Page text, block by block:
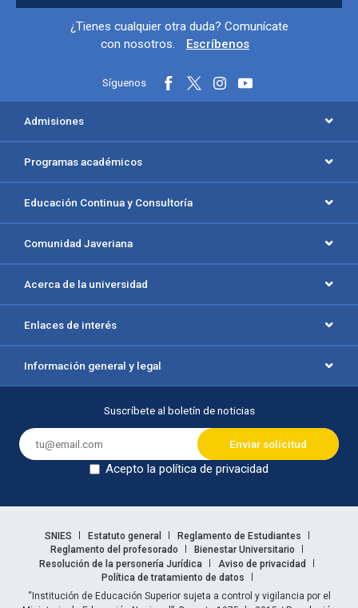
Información y redes sociales
¿Tienes cualquier otra duda? Comunícate
con nosotros.
Escríbenos
Síguenos
Menú principal del footer
Admisiones
Programas académicos
Educación Continua y Consultoría
Comunidad Javeriana
Acerca de la universidad
Enlaces de interés
Información general y legal
Suscríbete al boletín de noticias
Acepto la política de privacidad
Enlaces legales
SNIES Estatuto general
Reglamento de Estudiantes
Reglamento del profesorado
Bienestar Universitario
Resolución de la personería Jurídica
Aviso de privacidad
Política de tratamiento de datos
Información legal
“Institución de Educación Superior sujeta a control y vigilancia por el